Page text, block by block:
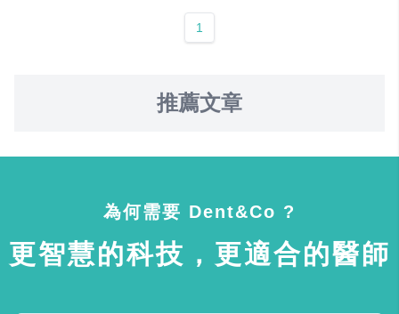
1
推薦文章
為何需要 Dent&Co ?
更智慧的科技，更適合的醫師